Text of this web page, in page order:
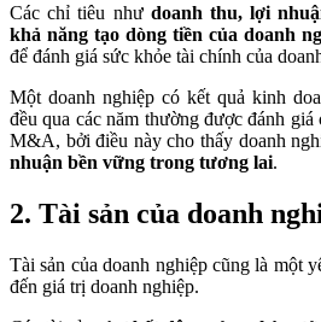
Các chỉ tiêu như doanh thu, lợi
khả năng tạo dòng tiền của doanh
để đánh giá sức khỏe tài chính của
Một doanh nghiệp có kết quả kinh
đều qua các năm thường được đánh
M&A, bởi điều này cho thấy doanh
nhuận bền vững trong tương lai.
2. Tài sản của doanh
Tài sản của doanh nghiệp cũng là một
đến giá trị doanh nghiệp.